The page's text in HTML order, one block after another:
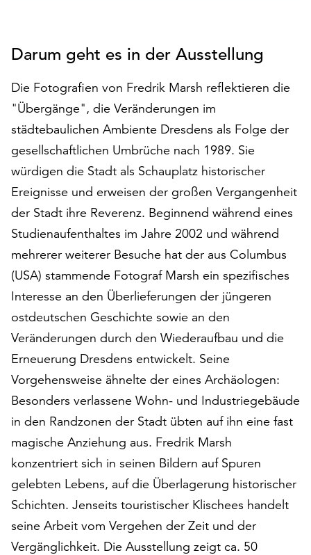
akzeptieren“,
um
Cookies
zu
akzeptieren.
können
Ihr
Einverständnis
jederzeit
ändern
und
widerrufen.
Dafür
steht
Ihnen
am
Ende
der
Seite
die
Schaltfläche
„Cookie-
Einstellungen“
zur
Verfügung.
Funktionale
Cookies
werden
auch
ohne
Darum geht es in der Ausstellung
Die Fotografien von Fredrik Marsh reflektieren die
"Übergänge", die Veränderungen im
städtebaulichen Ambiente Dresdens als Folge der
gesellschaftlichen Umbrüche nach 1989. Sie
würdigen die Stadt als Schauplatz historischer
Ereignisse und erweisen der großen Vergangenheit
der Stadt ihre Reverenz. Beginnend während eines
Studienaufenthaltes im Jahre 2002 und während
mehrerer weiterer Besuche hat der aus Columbus
(USA) stammende Fotograf Marsh ein spezifisches
Interesse an den Überlieferungen der jüngeren
ostdeutschen Geschichte sowie an den
Veränderungen durch den Wiederaufbau und die
Erneuerung Dresdens entwickelt. Seine
Vorgehensweise ähnelte der eines Archäologen:
Besonders verlassene Wohn- und Industriegebäude
in den Randzonen der Stadt übten auf ihn eine fast
magische Anziehung aus. Fredrik Marsh
konzentriert sich in seinen Bildern auf Spuren
gelebten Lebens, auf die Überlagerung historischer
Schichten. Jenseits touristischer Klischees handelt
seine Arbeit vom Vergehen der Zeit und der
Vergänglichkeit. Die Ausstellung zeigt ca. 50